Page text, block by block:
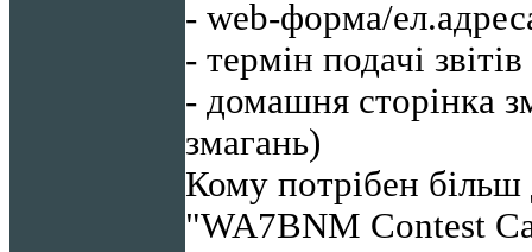
- web-форма/
- термін подачі звітів
- домашня сторінка
змагань)
Кому потрібен
"WA7BNM Contest